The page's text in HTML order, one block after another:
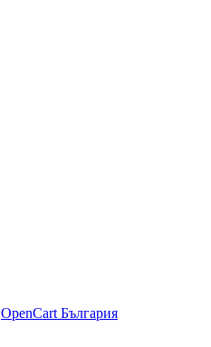
OpenCart България